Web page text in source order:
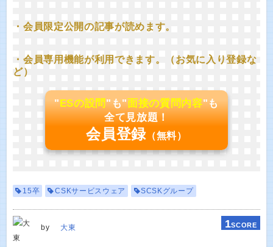
・会員限定公開の記事が読めます。
・会員専用機能が利用できます。（お気に入り登録な
ど）
"ESの設問"も"面接の質問内容"も
全て見放題！
会員登録 （無料）
15卒 CSKサービスウェア SCSKグループ
by 大東 1SCORE